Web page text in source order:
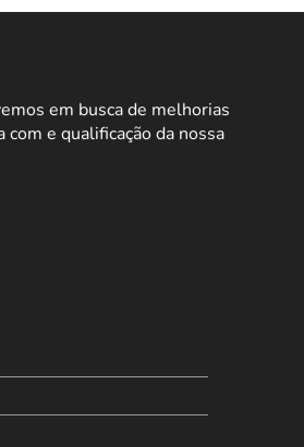
em busca de melhorias
e qualificação da nossa